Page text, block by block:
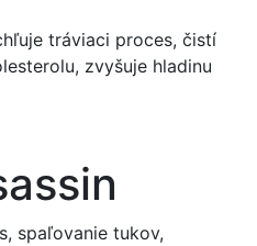
tráviaci proces, čistí
zvyšuje hladinu
spaľovanie tukov,